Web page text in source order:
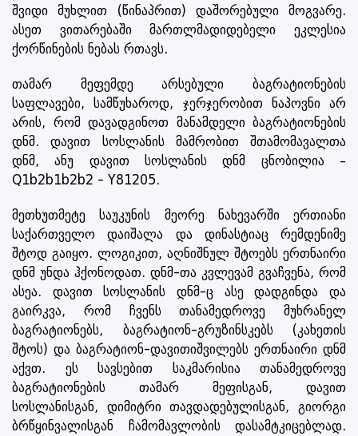
შვიდი მუხლით (წინაპრით) დაშორებული მოგვარე.
ასეთ ვითარებაში მართლმადიდებელი ეკლესია
ქორწინების ნებას რთავს.
თამარ მეფემდე არსებული ბაგრატიონების
საფლავები, სამწუხაროდ, ჯერჯერობით ნაპოვნი არ
არის, რომ დავადგინოთ მანამდელი ბაგრატიონების
დნმ. დავით სოსლანის მამრობით შთამომავალთა
დნმ, ანუ დავით სოსლანის დნმ ცნობილია –
Q1b2b1b2b2 - Y81205.
მეთხუთმეტე საუკუნის მეორე ნახევარში ერთიანი
საქართველო დაიშალა და დინასტიაც რემდენიმე
შტოდ გაიყო. ლოგიკით, აღნიშნულ შტოებს ერთნაირი
დნმ უნდა ჰქონოდათ. დნმ-თა კვლევამ გვაჩვენა, რომ
ასეა. დავით სოსლანის დნმ-ც ასე დადგინდა და
გაირკვა, რომ ჩვენს თანამედროვე მუხრანელ
ბაგრატიონებს, ბაგრატიონ-გრუზინსკებს (კახეთის
შტოს) და ბაგრატიონ-დავითიშვილებს ერთნაირი დნმ
აქვთ. ეს სავსებით საკმარისია თანამედროვე
ბაგრატიონების თამარ მეფისგან, დავით
სოსლანისგან, დიმიტრი თავდადებულისგან, გიორგი
ბრწყინვალისგან ჩამომავლობის დასამტკიცებლად.